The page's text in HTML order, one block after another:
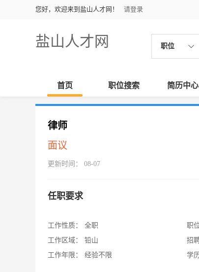
您好，欢迎来到盐山人才网！ 请登录
盐山人才网 职位
首页 职位搜索 简历中心
律师
面议
更新时间： 08-07
任职要求
工作性质：
全职
工作区域：
铅山
工作年限：
经验不限
职
招
学